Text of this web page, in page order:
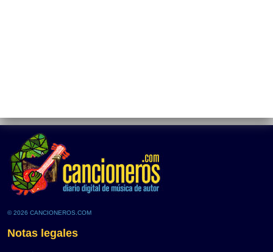
© 2026 CANCIONEROS.COM
Notas legales